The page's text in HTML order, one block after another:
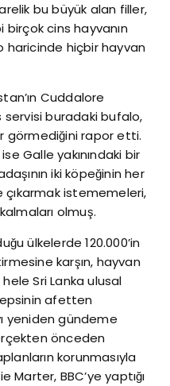
bu büyük alan filler,
cins hayvanın
haricinde hiçbir hayvan
Cuddalore
servisi buradaki bufalo,
görmediğini rapor etti.
Galle yakınındaki bir
iki köpeğinin her
çıkarmak istememeleri,
olmuş.
ülkelerde 120.000’in
karşın, hayvan
Sri Lanka ulusal
afetten
yeniden gündeme
önceden
korunmasıyla
Marter, BBC’ye yaptığı